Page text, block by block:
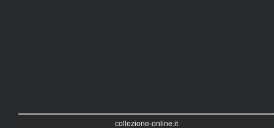
collezione-online.it